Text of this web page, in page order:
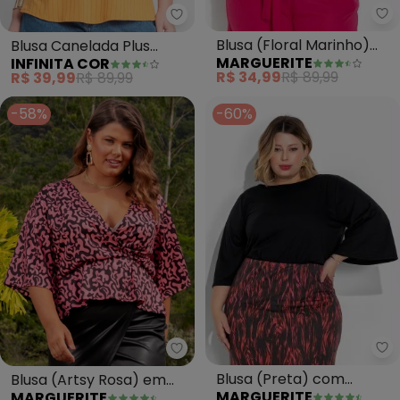
Infinita Cor - Blusa Canelada
Blusa Canelada Plus
(Amarelo)
INFINITA COR
R$ 39,99R$ 89,99
Blusa (Floral Marinho)
com Babado Plus Size
MARGUERITE
R$ 34,99R$ 89,99
-58%
Marguerite - Blusa (Artsy
Blusa (Artsy Rosa) em
-60%
Blusa (Preta) com